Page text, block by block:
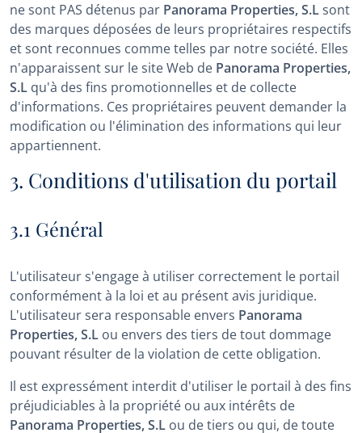
ne sont PAS détenus par Panorama Properties, S.Lsont
des marques déposées de leurs propriétaires respectifs
et sont reconnues comme telles par notre société. Elles
n'apparaissent sur le site Web de Panorama Properties,
S.L qu'à des fins promotionnelles et de collecte
d'informations. Ces propriétaires peuvent demander la
modification ou l'élimination des informations qui leur
appartiennent.
3. Conditions d'utilisation du portail
3.1 Général
L'utilisateur s'engage à utiliser correctement le portail
conformément à la loi et au présent avis juridique.
L'utilisateur sera responsable envers Panorama
Properties, S.L ou envers des tiers de tout dommage
pouvant résulter de la violation de cette obligation.
Il est expressément interdit d'utiliser le portail à des fins
préjudiciables à la propriété ou aux intérêts de
Panorama Properties, S.L ou de tiers ou qui, de toute